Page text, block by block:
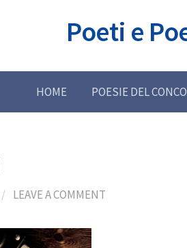
Poeti e
HOME POESIE DEL
/ LEAVE A COMMENT